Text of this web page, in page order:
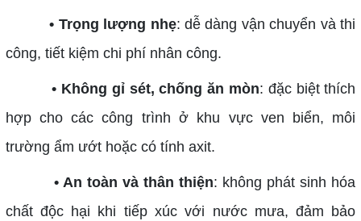
• Trọng lượng nhẹ: dễ dàng vận chuyển và thi
công, tiết kiệm chi phí nhân công.
• Không gỉ sét, chống ăn mòn: đặc biệt thích
hợp cho các công trình ở khu vực ven biển, môi
trường ẩm ướt hoặc có tính axit.
• An toàn và thân thiện: không phát sinh hóa
chất độc hại khi tiếp xúc với nước mưa, đảm bảo